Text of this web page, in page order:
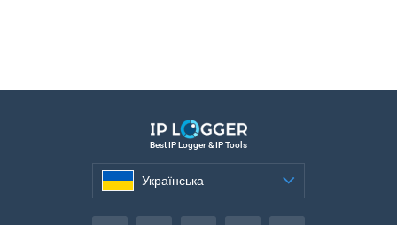
Best IP Logger & IP Tools
Українська
Українська